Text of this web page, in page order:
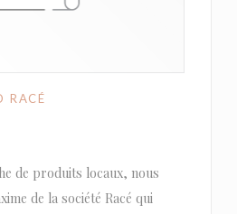
RACÉ
de produits locaux, nous
de la société Racé qui